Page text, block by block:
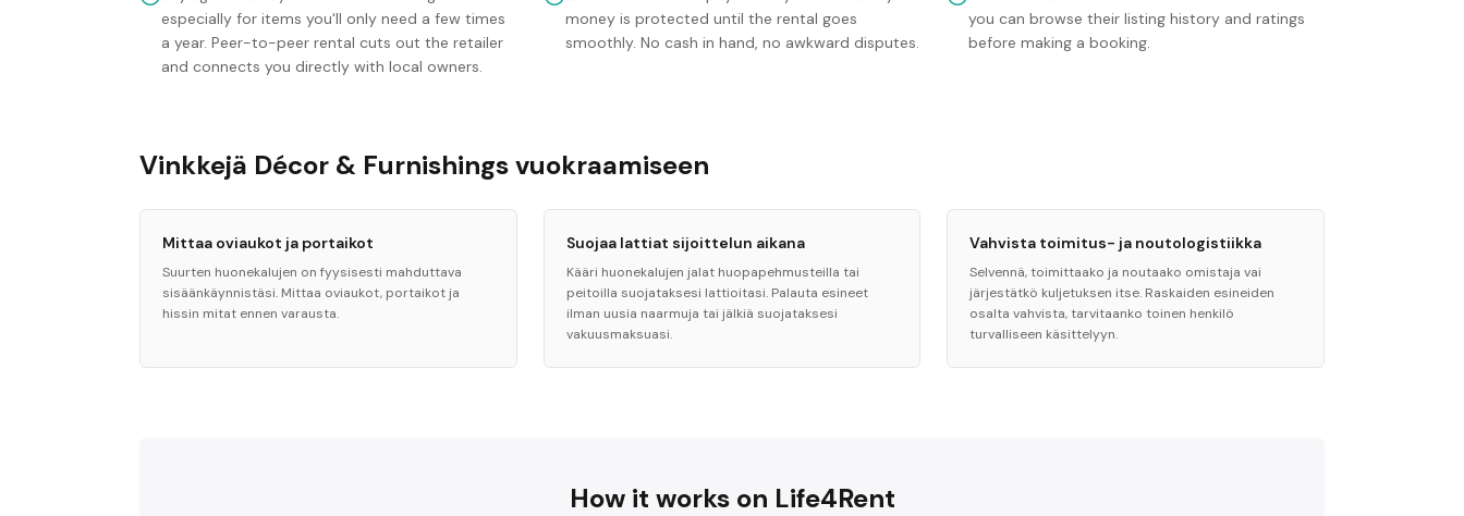
especially for items you'll only need a few times
a year. Peer-to-peer rental cuts out the retailer
and connects you directly with local owners.
money is protected until the rental goes
smoothly. No cash in hand, no awkward disputes.
you can browse their listing history and ratings
before making a booking.
Vinkkejä Décor & Furnishings vuokraamiseen
Mittaa oviaukot ja portaikot
Suurten huonekalujen on fyysisesti mahduttava
sisäänkäynnistäsi. Mittaa oviaukot, portaikot ja
hissin mitat ennen varausta.
Suojaa lattiat sijoittelun aikana
Kääri huonekalujen jalat huopapehmusteilla tai
peitoilla suojataksesi lattioitasi. Palauta esineet
ilman uusia naarmuja tai jälkiä suojataksesi
vakuusmaksuasi.
Vahvista toimitus- ja noutologistiikka
Selvennä, toimittaako ja noutaako omistaja vai
järjestätkö kuljetuksen itse. Raskaiden esineiden
osalta vahvista, tarvitaanko toinen henkilö
turvalliseen käsittelyyn.
How it works on Life4Rent